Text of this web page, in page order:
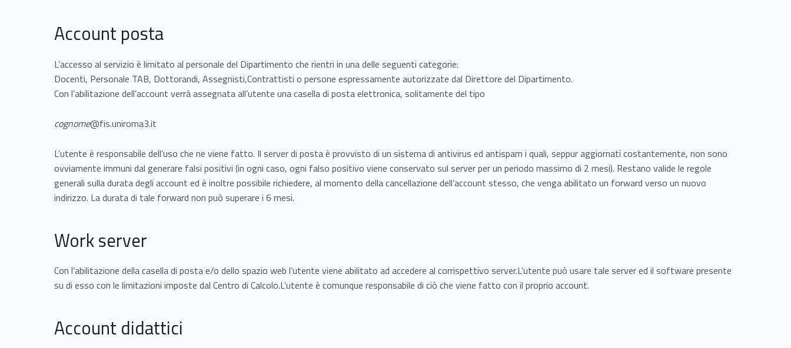
Account posta
L’accesso al servizio è limitato al personale del Dipartimento che rientri in una delle seguenti categorie:
Docenti, Personale TAB, Dottorandi, Assegnisti,Contrattisti o persone espressamente autorizzate dal Direttore del Dipartimento.
Con l’abilitazione dell’account verrà assegnata all’utente una casella di posta elettronica, solitamente del tipo
cognome@fis.uniroma3.it
L’utente è responsabile dell’uso che ne viene fatto. Il server di posta è provvisto di un sistema di antivirus ed antispam i quali, seppur aggiornati costantemente, non sono
ovviamente immuni dal generare falsi positivi (in ogni caso, ogni falso positivo viene conservato sul server per un periodo massimo di 2 mesi). Restano valide le regole
generali sulla durata degli account ed è inoltre possibile richiedere, al momento della cancellazione dell’account stesso, che venga abilitato un forward verso un nuovo
indirizzo. La durata di tale forward non può superare i 6 mesi.
Work server
Con l’abilitazione della casella di posta e/o dello spazio web l’utente viene abilitato ad accedere al corrispettivo server.L’utente può usare tale server ed il software presente
su di esso con le limitazioni imposte dal Centro di Calcolo.L’utente è comunque responsabile di ciò che viene fatto con il proprio account.
Account didattici